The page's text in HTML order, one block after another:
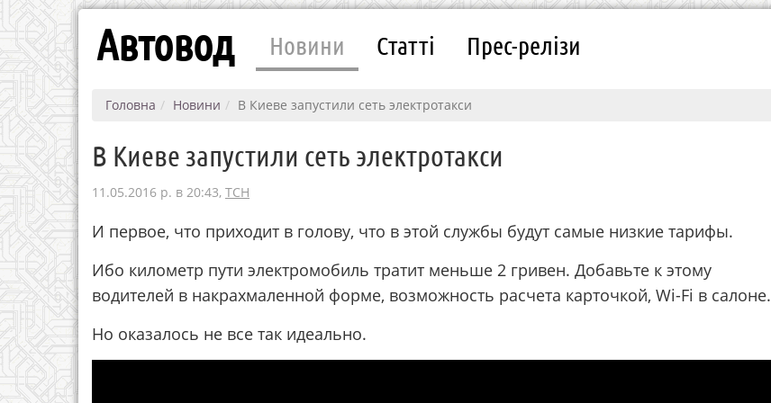
Автовод Новини Статті Прес-релізи
Головна Новини В Киеве запустили сеть электротакси
В Киеве запустили сеть электротакси
11.05.2016 р. в 20:43, ТСН
И первое, что приходит в голову, что в этой службы будут самые низкие тарифы.
Ибо километр пути электромобиль тратит меньше 2 гривен. Добавьте к этому
водителей в накрахмаленной форме, возможность расчета карточкой, Wi-Fi в салоне.
Но оказалось не все так идеально.